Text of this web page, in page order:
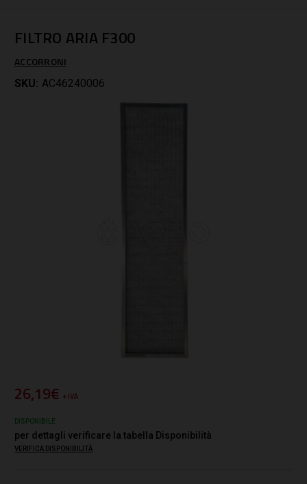
FILTRO ARIA F300
ACCORRONI
SKU: AC46240006
26,19€ + IVA
DISPONIBILE
per dettagli verificare la tabella Disponibilità
VERIFICA DISPONIBILITÀ